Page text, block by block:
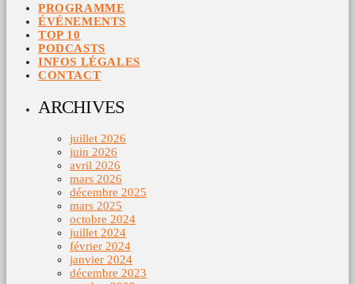
PROGRAMME
ÉVÉNEMENTS
TOP 10
PODCASTS
INFOS LÉGALES
CONTACT
ARCHIVES
juillet 2026
juin 2026
avril 2026
mars 2026
décembre 2025
mars 2025
octobre 2024
juillet 2024
février 2024
janvier 2024
décembre 2023